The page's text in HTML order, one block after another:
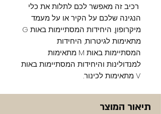
רכיב זה מאפשר לכם לתלות את כלי
הנגינה שלכם על הקיר או על מעמד
מיקרופון, היחידות המסתיימות באות G
מתאימות לגיטרות, היחידות
המסתיימות באות M מתאימות
למנדולינות והיחידות המסתיימות באות
V מתאימות לכינור.
תיאור המוצר